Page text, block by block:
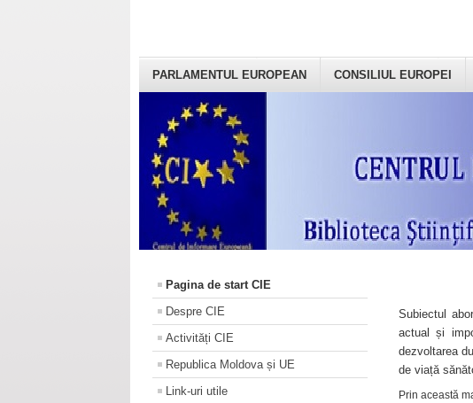
PARLAMENTUL EUROPEAN CONSILIUL EUROPEI
Pagina de start CIE
Despre CIE
Activități CIE
Republica Moldova și UE
Link-uri utile
Subiectul
actual și
dezvoltarea
de viață
Prin această